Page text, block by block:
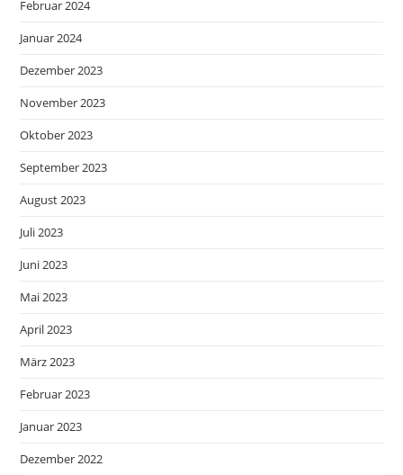
Februar 2024
Januar 2024
Dezember 2023
November 2023
Oktober 2023
September 2023
August 2023
Juli 2023
Juni 2023
Mai 2023
April 2023
März 2023
Februar 2023
Januar 2023
Dezember 2022